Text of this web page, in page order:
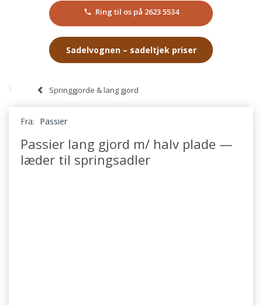
Ring til os på 2623 5534
Sadelvognen – sadeltjek priser
Springgjorde & lang gjord
Fra: Passier
Passier lang gjord m/ halv plade —
læder til springsadler